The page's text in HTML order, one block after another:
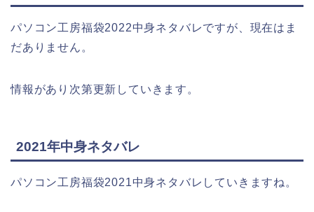
パソコン工房福袋2022中身ネタバレですが、現在はま
だありません。
情報があり次第更新していきます。
2021年中身ネタバレ
パソコン工房福袋2021中身ネタバレしていきますね。